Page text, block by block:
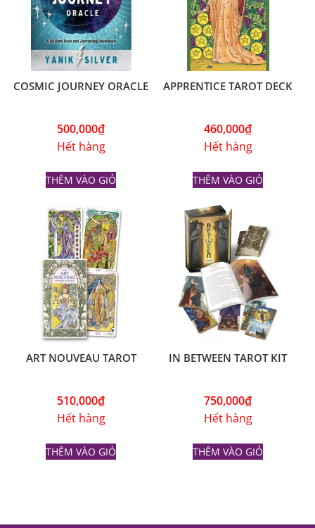
COSMIC JOURNEY ORACLE
500,000₫
Hết hàng
THÊM VÀO GIỎ
APPRENTICE TAROT DECK
460,000₫
Hết hàng
THÊM VÀO GIỎ
ART NOUVEAU TAROT
510,000₫
Hết hàng
THÊM VÀO GIỎ
IN BETWEEN TAROT KIT
750,000₫
Hết hàng
THÊM VÀO GIỎ